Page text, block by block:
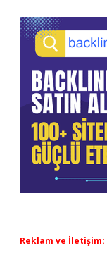
Reklam ve İletişim: